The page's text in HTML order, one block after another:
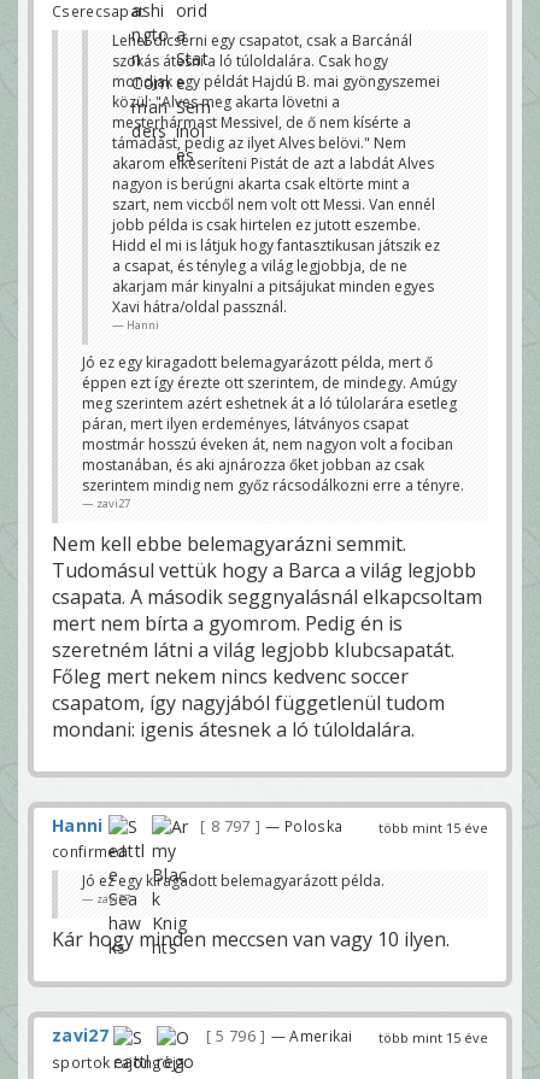
Cserecsapat
Lehet dicsérni egy csapatot, csak a Barcánál
szokás átesni a ló túloldalára. Csak hogy
mondjak egy példát Hajdú B. mai gyöngyszemei
közül: "Alves meg akarta lövetni a
mesterhármast Messivel, de ő nem kísérte a
támadást, pedig az ilyet Alves belövi." Nem
akarom elkeseríteni Pistát de azt a labdát Alves
nagyon is berúgni akarta csak eltörte mint a
szart, nem viccből nem volt ott Messi. Van ennél
jobb példa is csak hirtelen ez jutott eszembe.
Hidd el mi is látjuk hogy fantasztikusan játszik ez
a csapat, és tényleg a világ legjobbja, de ne
akarjam már kinyalni a pitsájukat minden egyes
Xavi hátra/oldal passznál.
Hanni
Jó ez egy kiragadott belemagyarázott példa, mert ő
éppen ezt így érezte ott szerintem, de mindegy. Amúgy
meg szerintem azért eshetnek át a ló túlolarára esetleg
páran, mert ilyen erdeményes, látványos csapat
mostmár hosszú éveken át, nem nagyon volt a fociban
mostanában, és aki ajnározza őket jobban az csak
szerintem mindig nem győz rácsodálkozni erre a tényre.
zavi27
Nem kell ebbe belemagyarázni semmit.
Tudomásul vettük hogy a Barca a világ legjobb
csapata. A második seggnyalásnál elkapcsoltam
mert nem bírta a gyomrom. Pedig én is
szeretném látni a világ legjobb klubcsapatát.
Főleg mert nekem nincs kedvenc soccer
csapatom, így nagyjából függetlenül tudom
mondani: igenis átesnek a ló túloldalára.
több mint 15 éve
Hanni 8 797
— Poloska
confirmed
Jó ez egy kiragadott belemagyarázott példa.
zavi27
Kár hogy minden meccsen van vagy 10 ilyen.
több mint 15 éve
zavi27 5 796
— Amerikai
sportok rajongója